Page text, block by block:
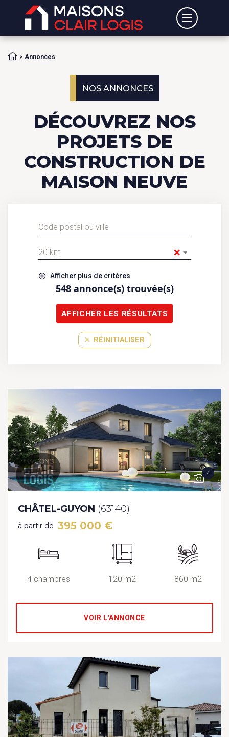
Accueil
> Annonces
NOS ANNONCES
DÉCOUVREZ NOS
PROJETS DE
CONSTRUCTION DE
MAISON NEUVE
×
20 km
Afficher plus de critères
548annonce(s) trouvée(s)
AFFICHER LES RÉSULTATS
RÉINITIALISER
4
CHÂTEL-GUYON (63140)
à partir de 395 000 €
4 chambres 120 m2 860 m2
VOIR L'ANNONCE